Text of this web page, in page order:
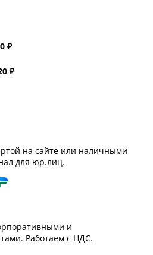
₽
₽
на сайте или наличными
для юр.лиц.
и
Работаем с НДС.